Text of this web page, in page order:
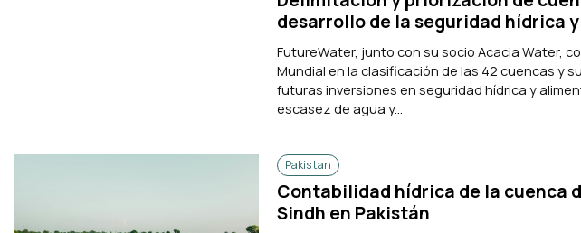
desarrollo de la seguridad hídrica
FutureWater, junto con su socio Acacia Water,
Mundial en la clasificación de las 42 cuencas y
futuras inversiones en seguridad hídrica y
escasez de agua y...
Pakistan
Contabilidad hídrica de la cuenca
Sindh en Pakistán